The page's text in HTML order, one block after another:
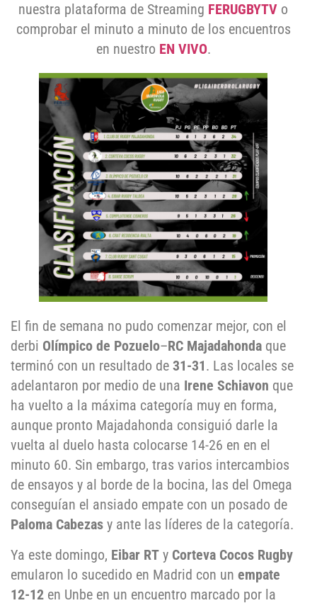
nuestra plataforma de Streaming FERUGBYTV o
comprobar el minuto a minuto de los encuentros
en nuestro EN VIVO.
El fin de semana no pudo comenzar mejor, con el
derbi Olímpico de Pozuelo–RC Majadahonda que
terminó con un resultado de 31-31. Las locales se
adelantaron por medio de una Irene Schiavon que
ha vuelto a la máxima categoría muy en forma,
aunque pronto Majadahonda consiguió darle la
vuelta al duelo hasta colocarse 14-26 en en el
minuto 60. Sin embargo, tras varios intercambios
de ensayos y al borde de la bocina, las del Omega
conseguían el ansiado empate con un posado de
Paloma Cabezas y ante las líderes de la categoría.
Ya este domingo, Eibar RT y Corteva Cocos Rugby
emularon lo sucedido en Madrid con un empate
12-12 en Unbe en un encuentro marcado por la